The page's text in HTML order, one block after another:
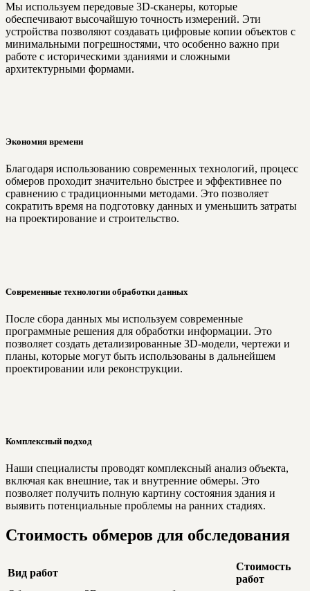
Мы используем передовые 3D-сканеры, которые
обеспечивают высочайшую точность измерений. Эти
устройства позволяют создавать цифровые копии объектов с
минимальными погрешностями, что особенно важно при
работе с историческими зданиями и сложными
архитектурными формами.
Экономия времени
Благодаря использованию современных технологий, процесс
обмеров проходит значительно быстрее и эффективнее по
сравнению с традиционными методами. Это позволяет
сократить время на подготовку данных и уменьшить затраты
на проектирование и строительство.
Современные технологии обработки данных
После сбора данных мы используем современные
программные решения для обработки информации. Это
позволяет создать детализированные 3D-модели, чертежи и
планы, которые могут быть использованы в дальнейшем
проектировании или реконструкции.
Комплексный подход
Наши специалисты проводят комплексный анализ объекта,
включая как внешние, так и внутренние обмеры. Это
позволяет получить полную картину состояния здания и
выявить потенциальные проблемы на ранних стадиях.
Стоимость обмеров для обследования
Вид работ
Стоимость
работ